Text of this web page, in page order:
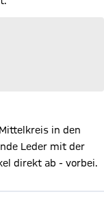
in den
Leder mit der
direkt ab - vorbei.
keine Daten über